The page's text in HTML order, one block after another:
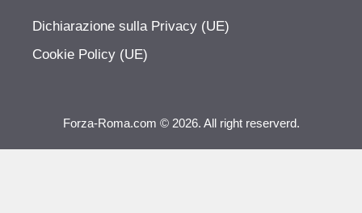
Dichiarazione sulla Privacy (UE)
Cookie Policy (UE)
Forza-Roma.com © 2026. All right reserverd.